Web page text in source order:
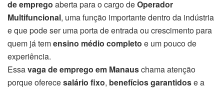
de emprego aberta para o cargo deOperador
Multifuncional, uma função importante dentro da indústria
e que pode ser uma porta de entrada ou crescimento para
quem já temensino médio completo e um pouco de
experiência.
Essavaga de emprego em Manauschama atenção
porque oferecesalário fixo, benefícios garantidose a